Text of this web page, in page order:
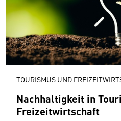
TOURISMUS UND
Nachhaltigkeit in
Freizeitwirtschaft